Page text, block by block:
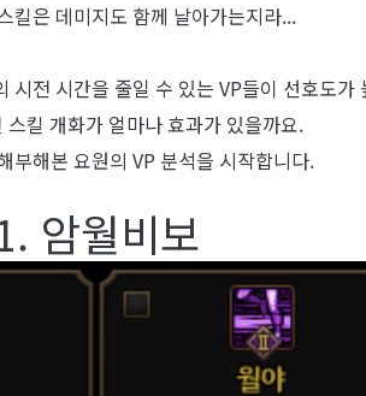
킬은 데미지도 함께 날아가는지라...
시전 시간을 줄일 수 있는 VP들이 선호도가
스킬 개화가 얼마나 효과가 있을까요.
부해본 요원의 VP 분석을 시작합니다.
암월비보